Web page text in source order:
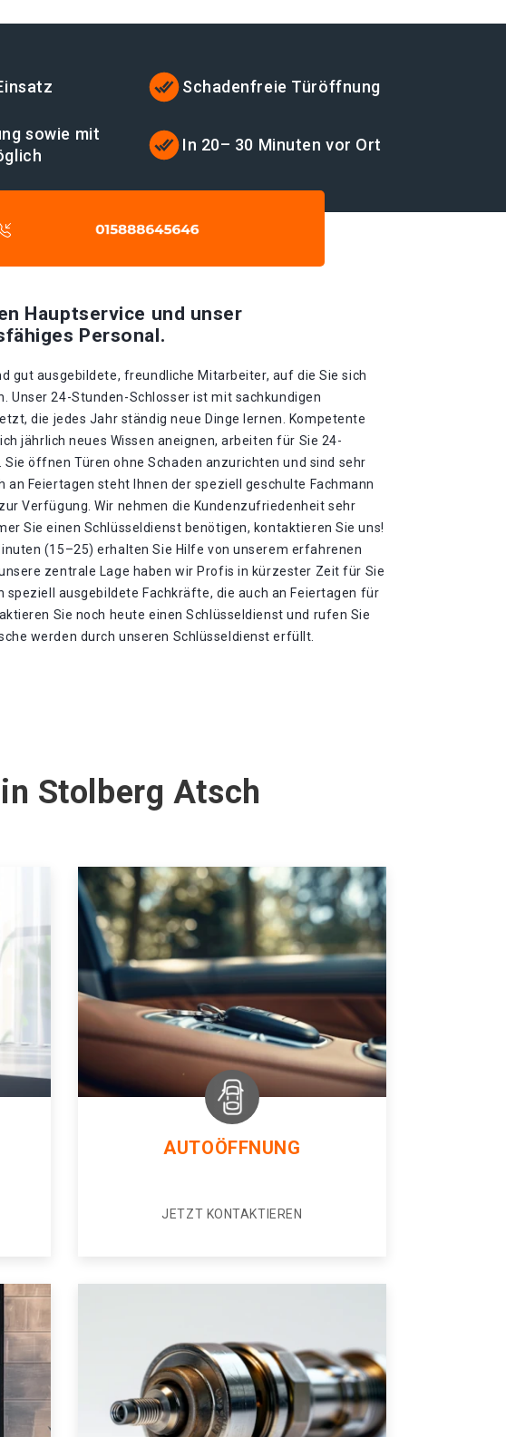
Schadenfreie Türöffnung
sowie mit
In 20– 30 Minuten vor Ort
Hauptservice und unser
Personal.
gut ausgebildete, freundliche Mitarbeiter, auf die Sie sich
Unser 24-Stunden-Schlosser ist mit sachkundigen
die jedes Jahr ständig neue Dinge lernen. Kompetente
jährlich neues Wissen aneignen, arbeiten für Sie 24-
Sie öffnen Türen ohne Schaden anzurichten und sind sehr
an Feiertagen steht Ihnen der speziell geschulte Fachmann
Verfügung. Wir nehmen die Kundenzufriedenheit sehr
Sie einen Schlüsseldienst benötigen, kontaktieren Sie uns!
(15–25) erhalten Sie Hilfe von unserem erfahrenen
zentrale Lage haben wir Profis in kürzester Zeit für Sie
speziell ausgebildete Fachkräfte, die auch an Feiertagen für
Sie noch heute einen Schlüsseldienst und rufen Sie
werden durch unseren Schlüsseldienst erfüllt.
Stolberg Atsch
AUTOÖFFNUNG
JETZT KONTAKTIEREN